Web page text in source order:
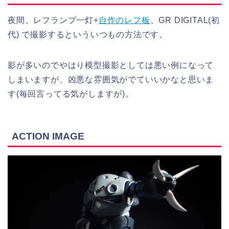
夜間、レフランプ一灯+自作のレフ板
、GR DIGITAL(初
代) で撮影するといういつもの方法です。
影が多いのでやはり模型撮影としては悪い例になって
しまいますが、凶悪な雰囲気がでていいかなと思いま
す(毎回言ってる気がしますが)。
ACTION IMAGE